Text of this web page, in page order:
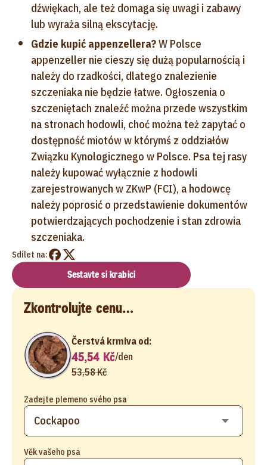
dźwiękach, ale też domaga się uwagi i zabawy
lub wyraża silną ekscytację.
Gdzie kupić appenzellera?W Polsce
appenzeller nie cieszy się dużą popularnością i
należy do rzadkości, dlatego znalezienie
szczeniaka nie będzie łatwe. Ogłoszenia o
szczeniętach znaleźć można przede wszystkim
na stronach hodowli, choć można też zapytać o
dostępność miotów w którymś z oddziałów
Związku Kynologicznego w Polsce. Psa tej rasy
należy kupować wyłącznie z hodowli
zarejestrowanych w ZKwP (FCI), a hodowcę
należy poprosić o przedstawienie dokumentów
potwierdzających pochodzenie i stan zdrowia
szczeniaka.
Sdílet na:
Sestavte si krabici
Zkontrolujte cenu…
Zadejte plemeno svého psa
Věk vašeho psa
Čerstvá krmiva od:
45,54 Kč/den
53,58 Kč